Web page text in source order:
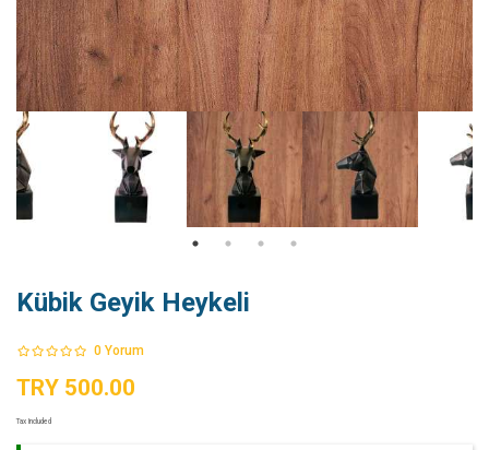
Kübik Geyik Heykeli
0 Yorum
TRY 500.00
Tax Included